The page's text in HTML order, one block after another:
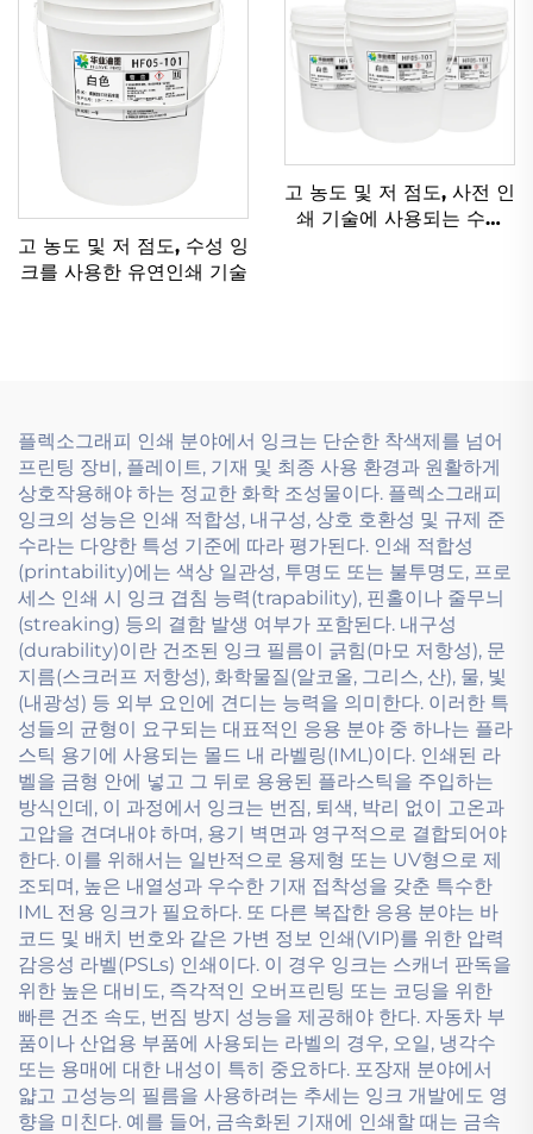
고 농도 및 저 점도, 수성 잉
크를 사용한 유연인쇄 기술
고 농도 및 저 점도, 사전 인
쇄 기술에 사용되는 수성
플렉소그래피 인쇄 분야에서 잉크는 단순한 착색제를 넘어
프린팅 장비, 플레이트, 기재 및 최종 사용 환경과 원활하게
상호작용해야 하는 정교한 화학 조성물이다. 플렉소그래피
잉크의 성능은 인쇄 적합성, 내구성, 상호 호환성 및 규제 준
수라는 다양한 특성 기준에 따라 평가된다. 인쇄 적합성
(printability)에는 색상 일관성, 투명도 또는 불투명도, 프로
세스 인쇄 시 잉크 겹침 능력(trapability), 핀홀이나 줄무늬
(streaking) 등의 결함 발생 여부가 포함된다. 내구성
(durability)이란 건조된 잉크 필름이 긁힘(마모 저항성), 문
지름(스크러프 저항성), 화학물질(알코올, 그리스, 산), 물, 빛
(내광성) 등 외부 요인에 견디는 능력을 의미한다. 이러한 특
성들의 균형이 요구되는 대표적인 응용 분야 중 하나는 플라
스틱 용기에 사용되는 몰드 내 라벨링(IML)이다. 인쇄된 라
벨을 금형 안에 넣고 그 뒤로 용융된 플라스틱을 주입하는
방식인데, 이 과정에서 잉크는 번짐, 퇴색, 박리 없이 고온과
고압을 견뎌내야 하며, 용기 벽면과 영구적으로 결합되어야
한다. 이를 위해서는 일반적으로 용제형 또는 UV형으로 제
조되며, 높은 내열성과 우수한 기재 접착성을 갖춘 특수한
IML 전용 잉크가 필요하다. 또 다른 복잡한 응용 분야는 바
코드 및 배치 번호와 같은 가변 정보 인쇄(VIP)를 위한 압력
감응성 라벨(PSLs) 인쇄이다. 이 경우 잉크는 스캐너 판독을
위한 높은 대비도, 즉각적인 오버프린팅 또는 코딩을 위한
빠른 건조 속도, 번짐 방지 성능을 제공해야 한다. 자동차 부
품이나 산업용 부품에 사용되는 라벨의 경우, 오일, 냉각수
또는 용매에 대한 내성이 특히 중요하다. 포장재 분야에서
얇고 고성능의 필름을 사용하려는 추세는 잉크 개발에도 영
향을 미친다. 예를 들어, 금속화된 기재에 인쇄할 때는 금속